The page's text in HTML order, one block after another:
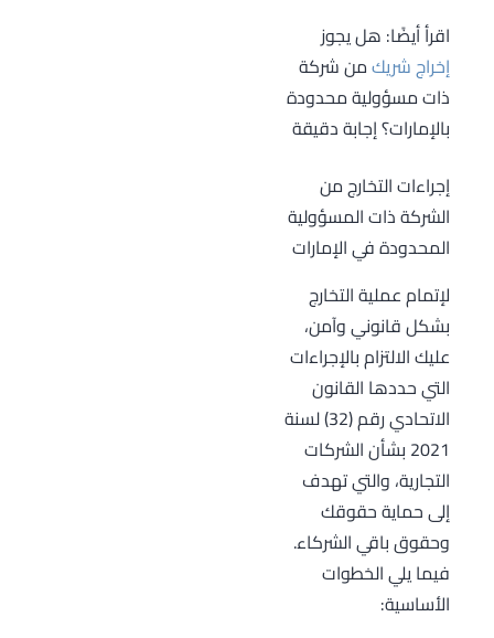
اقرأ أيضًا: هل يجوز
إخراج شريكمن شركة
ذات مسؤولية محدودة
بالإمارات؟ إجابة دقيقة
إجراءات التخارج من
الشركة ذات المسؤولية
المحدودة في الإمارات
لإتمام عملية التخارج
بشكل قانوني وآمن،
عليك الالتزام بالإجراءات
التي حددها القانون
الاتحادي رقم (32) لسنة
2021 بشأن الشركات
التجارية، والتي تهدف
إلى حماية حقوقك
وحقوق باقي الشركاء.
فيما يلي الخطوات
الأساسية: